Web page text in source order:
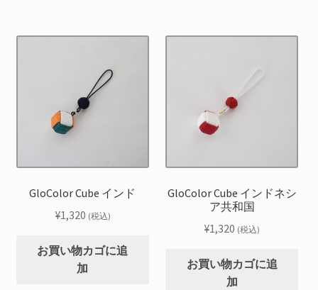
GloColor Cube インド
¥1,320 (税込)
お買い物カゴに追
加
GloColor Cube インドネシ
ア共和国
¥1,320 (税込)
お買い物カゴに追
加